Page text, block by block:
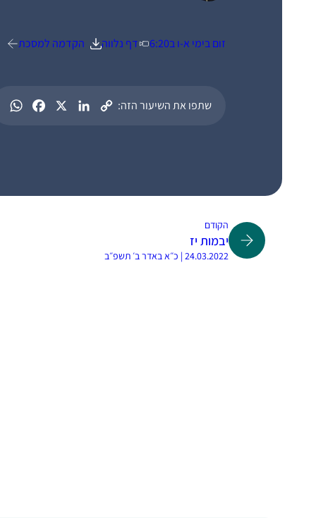
זום בימי א-ו ב6:20 דף נלווה הקדמה למסכת
שתפו את השיעור הזה:
הקודם
יבמות יז
24.03.2022 | כ״א באדר ב׳ תשפ״ב